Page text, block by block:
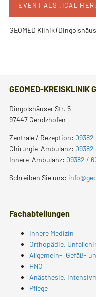
EVENT ALS .ICAL
GEOMED Klinik
GEOMED-KREISKLINIK
Dingolshäuser Str. 5
97447 Gerolzhofen
Zentrale / Rezeption: 09382
Chirurgie-Ambulanz: 09382
Innere-Ambulanz: 09382 /
Schreiben Sie uns:
Fachabteilungen
Innere Medizin
Orthopädie,
Allgemein-, Gefäß-
HNO
Anästhesie,
Pflege